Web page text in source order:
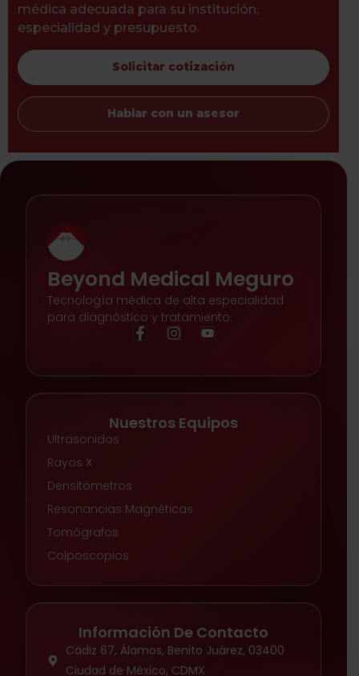
médica adecuada para su institución,
especialidad y presupuesto.
Solicitar cotización
Hablar con un asesor
Beyond Medical Meguro
Tecnología médica de alta especialidad
para diagnóstico y tratamiento.
Nuestros Equipos
Ultrasonidos
Rayos X
Densitómetros
Resonancias Magnéticas
Tomógrafos
Colposcopios
Información De Contacto
Cádiz 67, Álamos, Benito Juárez, 03400
Ciudad de México, CDMX